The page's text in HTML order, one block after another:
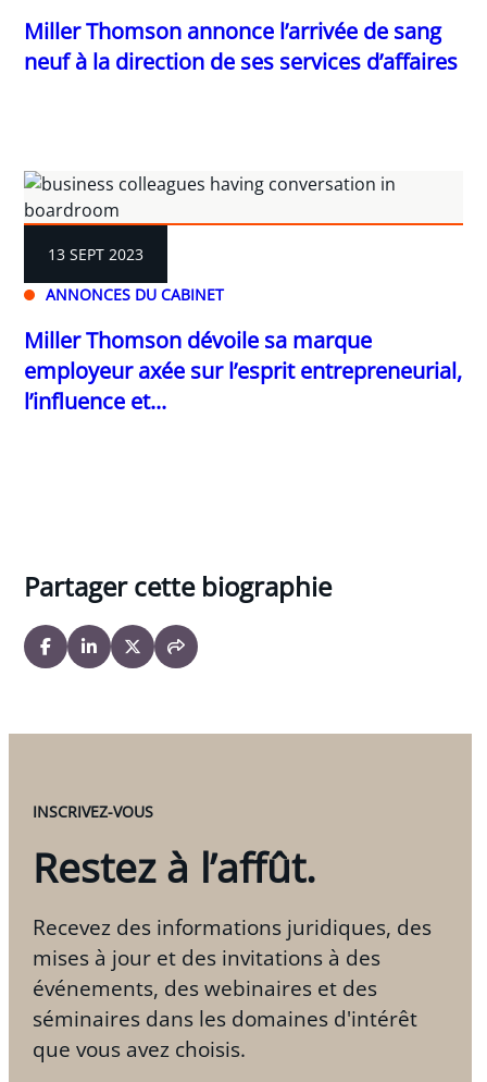
Miller Thomson annonce l’arrivée de sang
neuf à la direction de ses services d’affaires
ANNONCES DU CABINET
13 SEPT 2023
Miller Thomson dévoile sa marque
employeur axée sur l’esprit entrepreneurial,
l’influence et...
Partager cette biographie
INSCRIVEZ-VOUS
Restez à l’affût.
Recevez des informations juridiques, des
mises à jour et des invitations à des
événements, des webinaires et des
séminaires dans les domaines d'intérêt
que vous avez choisis.